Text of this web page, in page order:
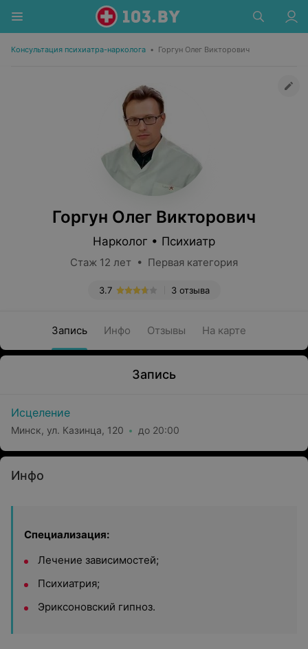
Консультация психиатра-нарколога • Горгун Олег Викторович
Горгун Олег Викторович
Нарколог • Психиатр
Стаж 12 лет • Первая категория
3 отзыва
3.7
Запись Инфо Отзывы На карте
Запись
Исцеление
Минск, ул. Казинца, 120 до 20:00
Инфо
Специализация:
Лечение зависимостей;
Психиатрия;
Эриксоновский гипноз.